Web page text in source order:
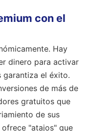
con el
Hay
dinero para activar
garantiza el éxito.
de más de
gratuitos que
de sus
ofrece "atajos" que